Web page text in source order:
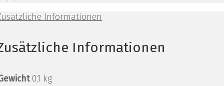
Informationen
Informationen
0,1 kg